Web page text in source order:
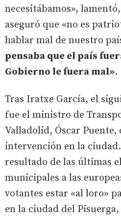
necesitábamos»,
aseguró que «no es
hablar mal de nuestro
pensaba que el país
Gobierno le fuera mal».
Tras Iratxe García, el
fue el ministro de
Valladolid, Óscar Puente,
intervención en la
resultado de las últimas
municipales a las
votantes estar «al loro»
en la ciudad del Pisuerga,